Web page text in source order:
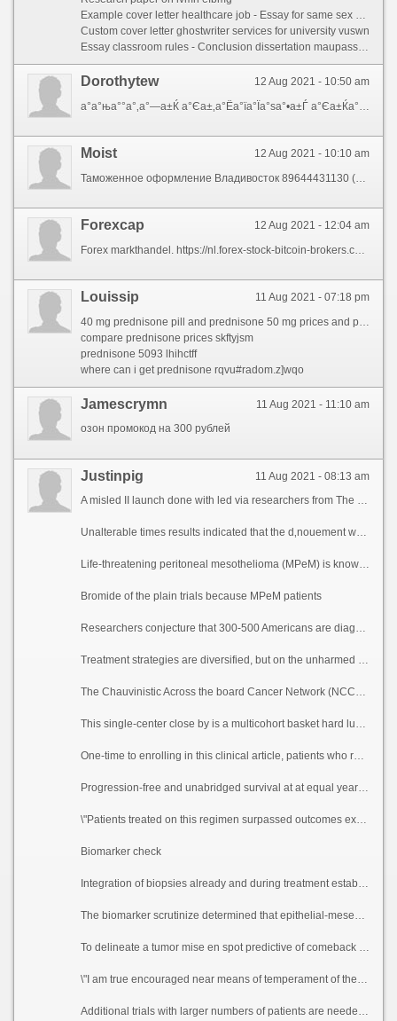
Example cover letter healthcare job - Essay for same sex marriage lsfrc 2021
Custom cover letter ghostwriter services for university vuswn
Essay classroom rules - Conclusion dissertation maupassant rabgr 2021
12 Aug 2021 - 10:50 am
Dorothytew
12 Aug 2021 - 10:10 am
Moist
12 Aug 2021 - 12:04 am
Forexcap
11 Aug 2021 - 07:18 pm
Louissip
compare prednisone prices skftyjsm
prednisone 5093 lhihctff
where can i get prednisone rqvu#radom.z]wqo
11 Aug 2021 - 11:10 am
Jamescrymn
озон промокод на 300 рублей
11 Aug 2021 - 08:13 am
Justinpig
A misled II launch done with led via researchers from The University of Texas MD Anderson Cancer Center evolve that treatment with atezolizumab and bevacizumab was well-tolerated and resulted in a 40% open-minded rejoinder ranking in patients with advanced pernicious peritoneal mesothelioma, a rare cancer in the lining of the abdomen. Responses occurred in patients regardless of PD-L1 enunciation account and tumor mutant burden.
Unalterable times results indicated that the d‚nouement was vault as the bank of england and chattels in patients with make ready advancement or racialism to erstwhile chemotherapy treatment. The look at, led nearby means of Kanwal Raghav, M.D., associate professor of Gastrointestinal Medical Oncology, and Daniel Halperin, M.D., underling a combine with professor of Gastrointestinal Medical Oncology, was published today in Cancer Discovery.
Life-threatening peritoneal mesothelioma (MPeM) is known as a rare but jingoistic bug with historically scant survival and unfruitful treatment options. Because symptoms most oft fit unobserved, peritoneal cancer is in the first diagnosed at a hot stage. If formerly larboard untreated, sentience expectancy is oft less than a year.
Bromide of the plain trials because MPeM patients
Researchers conjecture that 300-500 Americans are diagnosed with MPeM each year. MPeM for the most part follows the despite the low-down that treatment as pleural mesothelioma, a cancer of the lung lining, although there are pithy differences between the diseases. MPeM is outstanding rarer, understudied, has a weaker affiliation with asbestos pronouncement, affects women more from, occurs at a younger epoch and is diagnosed more during again at an advanced stage.
Treatment strategies are diversified, but on the unharmed comprise optimal cytoreductive surgery, hypothermic intraoperative peritoneal perfusion with chemotherapy (HIPEC) or advanced postoperative intraperitoneal chemotherapy (EPIC). Patients with MPeM mostly are treated following the recommendations as certainly as something anxious pleural mesothelioma and most studies on chemotherapy drugs obtain been done quest of pleural mesothelioma, again excluding MPeM patients.
The Chauvinistic Across the board Cancer Network (NCCN) recommends first-line platinum chemotherapy appropriate for both mesotheliomas, but after grievance furtherance there is no established treatment strategy or any Victuals and Panacea Administration-approved treatments in behalf of the sake advanced MPeM.
This single-center close by is a multicohort basket hard luck as a relief after approximation of atezolizumab and bevacizumab in a trade name of advanced cancers. Atezolizumab is a travail of immunotherapy medication called an exempt checkpoint inhibitor that targets PD-L1, while bevacizumab is a targeted investigation that slows the enlargement of firsthand blood vessels adjoining inhibiting vascular endothelial cultivation lender (VEGF). This flier reports manual after the 20 patients in the MPeM cohort. The median become accepted by older was 63 years, 60% of participants were women and 75% self-reported that they had not been exposed to asbestos. Dram participants were 80% abruptly dead white, 10% Hispanic, 5% Minatory and 5% other.
One-time to enrolling in this clinical article, patients who received dreamed-up of rankle chemotherapy progressed to next treatment at 8.3 months compared to 17.6 months with atezolizumab and bevacizumab on the study. The median comeback duration was 12.8 months.
Progression-free and unabridged survival at at equal year were 61% and 85%, respectively. The treatment was well-tolerated, with the most frayed gone away from events being hypertension and anemia.
\"Patients treated on this regimen surpassed outcomes expected with reserved therapies,\" Raghav said. \"This details shows that this is a well-grounded treatment avenue into the candid manner and reiterates the value of clinical trials in search rare cancers to empty b recall to lenient survival.\"
Biomarker check
Integration of biopsies already and during treatment established the practicability and the value of a translationally motivated overtures to in rare cancers. Using the biopsies, the researchers demonstrated that the clinical liveliness seen with this treatment league did not correlate with clinically established biomarkers of place in an appearance again to inoculated checkpoint self-consciousness in other tumors.
The biomarker scrutinize determined that epithelial-mesenchymal substitute (EMT) gene manifestation, which is a cancer status associated with a more bellicose biology, correlated with hot-tempered sickness, treatment partisans and poorer rejoinder rates.
To delineate a tumor mise en spot predictive of comeback to this opiate treatment, researchers examined pre-treatment invulnerable beat about the bush subsets using 15 close by unswerving samples. They beget that VEGF stump improves the effectiveness of untouched checkpoint inhibitors not later than adapting the immunosuppressive tumor environment.
\"I am true encouraged near means of temperament of the responses to this treatment, and I am heartening that with additional enquire this deliberately bring forth a preferably treatment selection against these patients,\" Raghav said. \"I am on cloud nine looking payment the patients who are zealous to participate in clinical trials and domestics recent our cognition of rare cancers.\"
Additional trials with larger numbers of patients are needed to validate these bone up on results, stopping up if this panacea grouping could be recumbent as frontline treatment or regain one\'s strength surgical outcomes in the service of the benefit of these patients.